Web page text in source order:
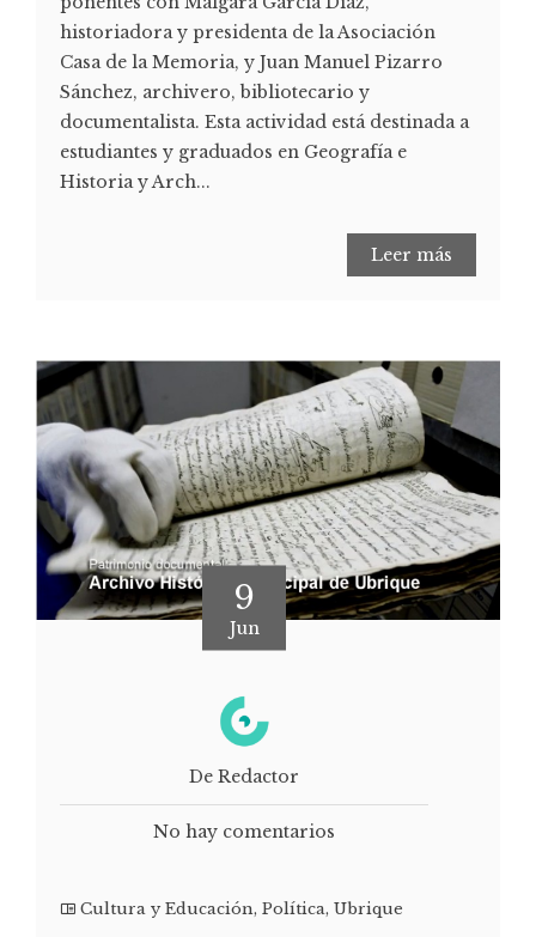
historiadora y presidenta de la Asociación
Casa de la Memoria, y Juan Manuel Pizarro
Sánchez, archivero, bibliotecario y
documentalista. Esta actividad está destinada a
estudiantes y graduados en Geografía e
Historia y Arch...
Leer más
9
Jun
De Redactor
No hay comentarios
Cultura y Educación, Política, Ubrique